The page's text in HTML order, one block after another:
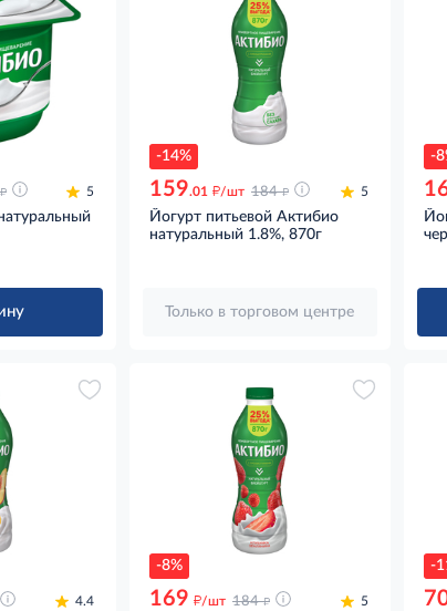
д 5
-14%
159.01 д/шт 184 д 5
Йогурт питьевой Актибио
натуральный 1.8%, 870г
Только в торговом центре
-
4.4
-8%
169 д/шт 184 д 5
-